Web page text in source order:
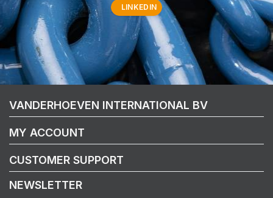
LINKEDIN
VANDERHOEVEN INTERNATIONAL BV
MY ACCOUNT
CUSTOMER SUPPORT
NEWSLETTER